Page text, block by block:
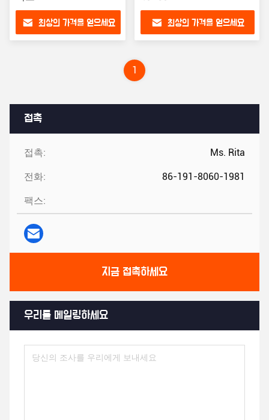
접촉
접촉: Ms. Rita
전화: 86-191-8060-1981
팩스:
지금 접촉하세요
우리를 메일링하세요
최상의 가격을 얻으세요 최상의 가격을 얻으세요
1